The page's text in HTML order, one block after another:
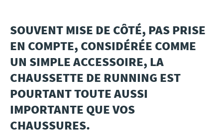
Travel
Plus
À propos
Jobs
News
SOUVENT MISE DE CÔTÉ, PAS PRISE
EN COMPTE, CONSIDÉRÉE COMME
UN SIMPLE ACCESSOIRE, LA
CHAUSSETTE DE RUNNING EST
POURTANT TOUTE AUSSI
IMPORTANTE QUE VOS
CHAUSSURES.